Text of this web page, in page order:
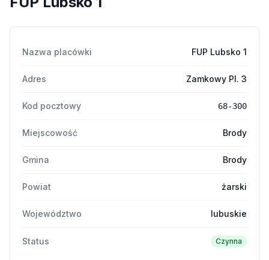
Nazwa placówki FUP Lubsko 1
Adres Zamkowy Pl. 3
Kod pocztowy 68-300
Miejscowość Brody
Gmina Brody
Powiat żarski
Województwo lubuskie
Status Czynna